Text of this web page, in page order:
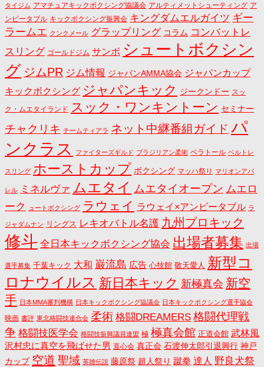
タイジム アマチュアキックボクシング協議会 アルティメットシューティング ア
ンビータブル キックボクシング振興会 キングダムエルガイツ ギー
ラームエ クンクメール グラップリング コラム コンバットレ
スリング ゴールドジム サンボ シュートボクシン
グ ジムPR ジム情報 ジャパンAMMA協会 ジャパンカップ
キックボクシング ジャパンキック ジークンドー スッ
ク・ムエタイランド スック・ワンキントーン セミナー
チャクリキ チームティアラ ネット中継番組ガイド パ
ンクラス
ファイターズギルド ブラジリアン柔術 ベラトール ベルトレ
スリング ホーストカップ ボクシング マッハ祭り マリオンアパ
レル ミネルヴァ ムエタイ ムエタイオープン ムエロ
ーク
ュートボクシング ラウェイ ラウェイ×アンビータブル ラ
ジャダムナン リングス レキオバトル名護 九州プロキック
修斗 全日本キックボクシング協会 出場者募集 出場
選手募集 千葉キック 大和 巌流島 広告 心技館 敬天愛人 新型コ
ロナウイルス 新日本キック 新極真会 新空
手 日本MMA審判機構 日本キックボクシング協議会 日本キックボクシング選手協会
映画 書評 東北格闘技連合会 柔術 格闘DREAMERS 格闘代理戦
争 格闘技医学会 格闘技振興議員連盟 極 極真会館 正道会館 武林風
沢村忠に真空を飛ばせた男 直心会 真正会 石渡伸太郎引退興行 神戸
カップ 空道 聖域 英雄伝説 藤原祭 超人祭り 蹴拳 達人 野良犬祭